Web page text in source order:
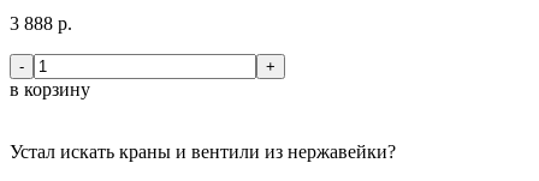
3 888 р.
- +
в корзину
Устал искать краны и вентили из нержавейки?